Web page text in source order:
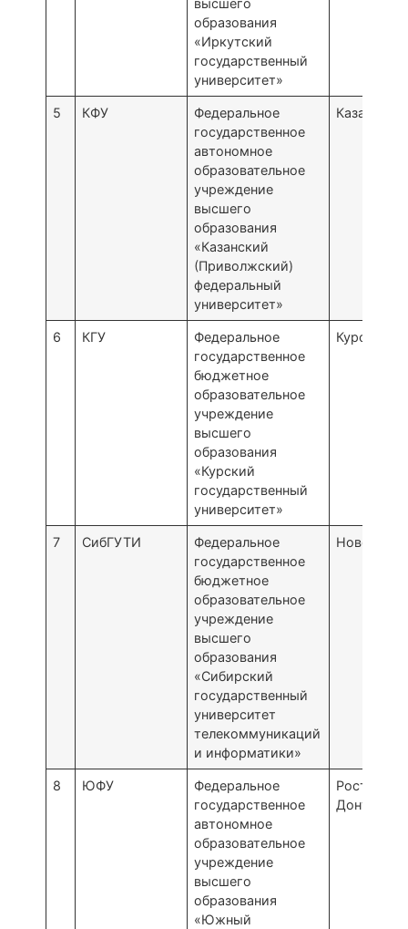
высшего
образования
«Иркутский
государственный
университет»
5 КФУ
Федеральное
государственное
автономное
образовательное
учреждение
высшего
образования
«Казанский
(Приволжский)
федеральный
университет»
Казань
6 КГУ
Федеральное
государственное
бюджетное
образовательное
учреждение
высшего
образования
«Курский
государственный
университет»
Курск
7 СибГУТИ
Федеральное
государственное
бюджетное
образовательное
учреждение
высшего
образования
«Сибирский
государственный
университет
телекоммуникаций
и информатики»
8 ЮФУ
Федеральное
государственное
автономное
образовательное
учреждение
высшего
образования
«Южный
Ростов-
Дону